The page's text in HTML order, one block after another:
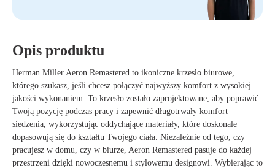
Opis produktu
Herman Miller Aeron Remastered to ikoniczne krzesło biurowe,
którego szukasz, jeśli chcesz połączyć najwyższy komfort z wysokiej
jakości wykonaniem. To krzesło zostało zaprojektowane, aby poprawić
Twoją pozycję podczas pracy i zapewnić długotrwały komfort
siedzenia, wykorzystując oddychające materiały, które doskonale
dopasowują się do kształtu Twojego ciała. Niezależnie od tego, czy
pracujesz w domu, czy w biurze, Aeron Remastered pasuje do każdej
przestrzeni dzięki nowoczesnemu i stylowemu designowi. Wybierając to